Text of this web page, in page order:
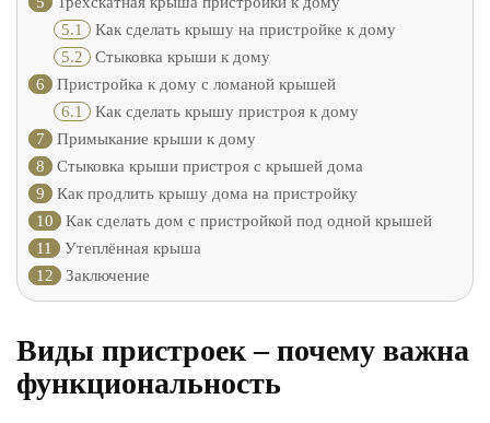
5.1 Как сделать крышу на пристройке к дому
5.2 Стыковка крыши к дому
6
Пристройка к дому с ломаной крышей
6.1 Как сделать крышу пристроя к дому
7
Примыкание крыши к дому
8
Стыковка крыши пристроя с крышей дома
9
Как продлить крышу дома на пристройку
10
Как сделать дом с пристройкой под одной крышей
11
Утеплённая крыша
12
Заключение
Виды пристроек – почему важна
функциональность